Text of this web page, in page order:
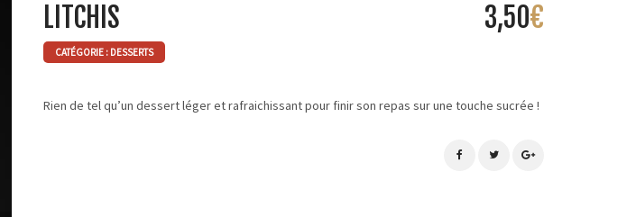
LITCHIS 3,50€
CATÉGORIE : DESSERTS
Rien de tel qu’un dessert léger et rafraichissant pour finir son repas sur une touche sucrée !